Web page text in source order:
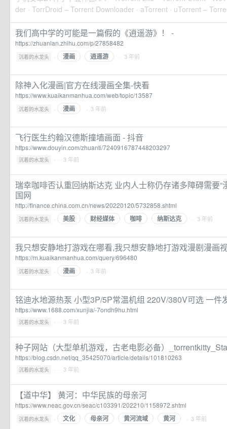
der · TorrDroid – Torrent Downloader · aTorrent · uTorrent –
我们高中学的可能是一篇假的《逍遥游》！ -
https://zhuanlan.zhihu.com/p/27858482
沉着的水龙头 · 漫画 逍遥游 · 3 年前
除神入化漫画|官方在线漫画全集-快看
https://www.kuaikanmanhua.com/web/topic/13587
沉着的水龙头 · 漫画 · 3 年前
飞行医生约翰汉德斯撞墙画面 - 抖音
https://www.douyin.com/zhuanti/7240916787448203297
沉着的水龙头 · · 3 年前
瑞幸咖啡否认重回纳斯达克 业内人士称仍存诸多障碍需要“
国网
http://finance.china.com.cn/news/20220120/5732858.shtml
沉着的水龙头 · 美股 财经媒体 咖啡 纳斯达克 · 3 年前
我只想安静地打游戏在哪看,我只想安静地打游戏漫剧漫画
https://m.kuaikanmanhua.com/query/696480
沉着的水龙头 · 漫画 · 3 年前
铭迪水地源热泵 小型3P/5P常温机组 220V/380V可选 一件
https://www.1688.com/xunjia/-7ondh9hu.html
沉着的水龙头 · · 3 年前
种子网站（大型单机游戏，古老电影必备）
https://blog.csdn.net/qq_35425070/article/details/101810263
沉着的水龙头 · · 3 年前
【道中华】 黄河：中华民族的母亲河
https://www.neac.gov.cn/seac/c103391/202210/1158972.shtml
沉着的水龙头 · 文化 母亲河 黄河流域 黄河 · 3 年前